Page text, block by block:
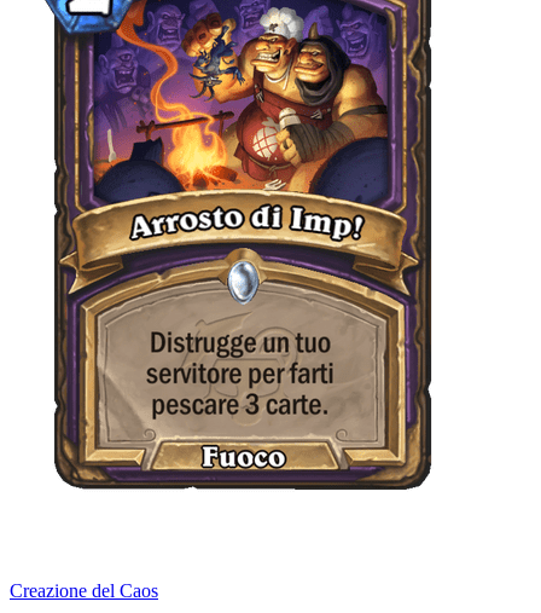
Creazione del Caos